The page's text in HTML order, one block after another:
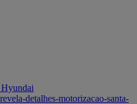
detalhes-motorizacao-santa-